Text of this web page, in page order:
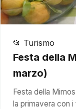
📂 Turismo
Festa della
marzo)
Festa della
la primavera con